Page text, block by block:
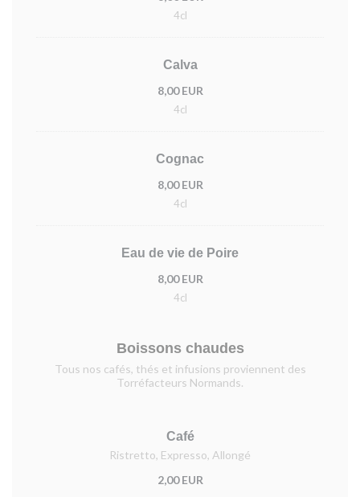
4cl
Calva
8,00 EUR
4cl
Cognac
8,00 EUR
4cl
Eau de vie de Poire
8,00 EUR
4cl
Boissons chaudes
Tous nos cafés, thés et infusions proviennent des
Torréfacteurs Normands.
Café
Ristretto, Expresso, Allongé
2,00 EUR